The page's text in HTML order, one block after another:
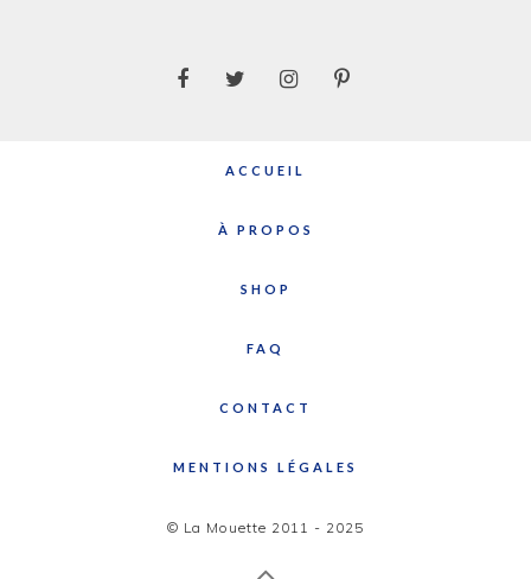
ACCUEIL
À PROPOS
SHOP
FAQ
CONTACT
MENTIONS LÉGALES
© La Mouette 2011 - 2025